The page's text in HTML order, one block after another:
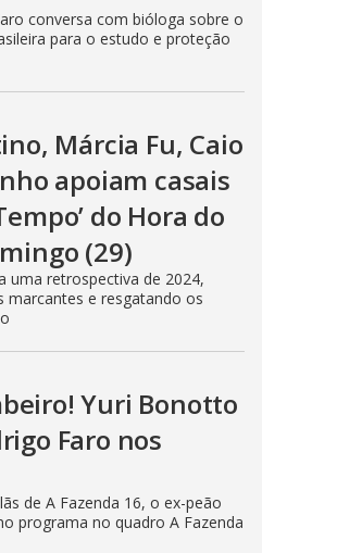
conversa com bióloga sobre o
para o estudo e proteção
Márcia Fu, Caio
apoiam casais
do Hora do
(29)
uma retrospectiva de 2024,
e resgatando os
Yuri Bonotto
Faro nos
de A Fazenda 16, o ex-peão
programa no quadro A Fazenda